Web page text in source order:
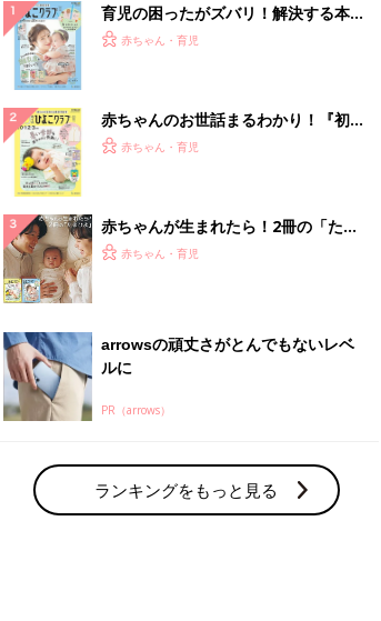
育児の困ったがズバリ！解決する本
『ひよこクラブ 夏号』 4カ月～2才
赤ちゃん・育児
赤ちゃんのお世話まるわかり！『初め
てのひよこクラブ 夏号』〈巻頭大特
赤ちゃん・育児
赤ちゃんが生まれたら！2冊の「たま
ひよ」
赤ちゃん・育児
arrowsの頑丈さがとんでもないレベ
ルに
PR（arrows）
ランキングをもっと見る